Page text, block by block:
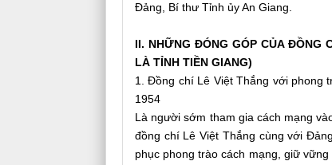
Đảng, Bí thư Tỉnh ủy An Giang.
II. NHỮNG ĐÓNG GÓP CỦA ĐỒNG
LÀ TỈNH TIỀN GIANG)
1. Đồng chí Lê Việt Thắng với phong
1954
Là người sớm tham gia cách mạng
đồng chí Lê Việt Thắng cùng với
phục phong trào cách mạng, giữ